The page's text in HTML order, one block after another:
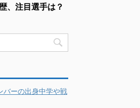
、注目選手は？
バーの出身中学や戦